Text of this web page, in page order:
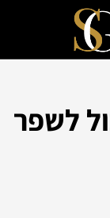
לשפר